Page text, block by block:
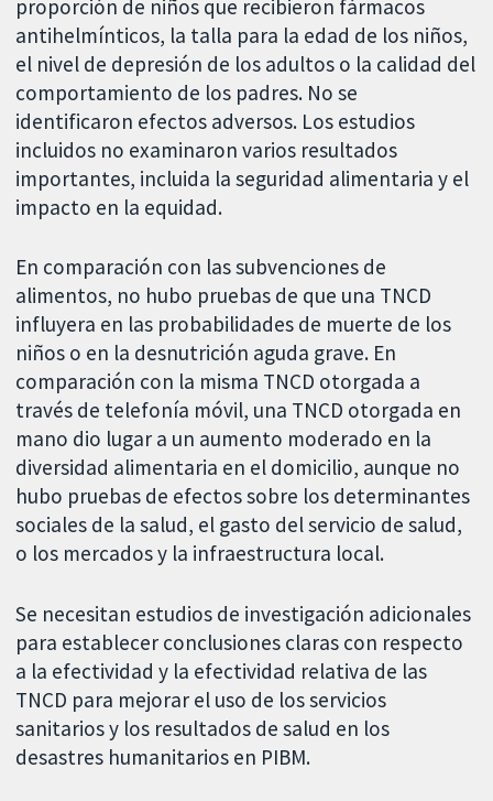
proporción de niños que recibieron fármacos
antihelmínticos, la talla para la edad de los niños,
el nivel de depresión de los adultos o la calidad del
comportamiento de los padres. No se
identificaron efectos adversos. Los estudios
incluidos no examinaron varios resultados
importantes, incluida la seguridad alimentaria y el
impacto en la equidad.
En comparación con las subvenciones de
alimentos, no hubo pruebas de que una TNCD
influyera en las probabilidades de muerte de los
niños o en la desnutrición aguda grave. En
comparación con la misma TNCD otorgada a
través de telefonía móvil, una TNCD otorgada en
mano dio lugar a un aumento moderado en la
diversidad alimentaria en el domicilio, aunque no
hubo pruebas de efectos sobre los determinantes
sociales de la salud, el gasto del servicio de salud,
o los mercados y la infraestructura local.
Se necesitan estudios de investigación adicionales
para establecer conclusiones claras con respecto
a la efectividad y la efectividad relativa de las
TNCD para mejorar el uso de los servicios
sanitarios y los resultados de salud en los
desastres humanitarios en PIBM.